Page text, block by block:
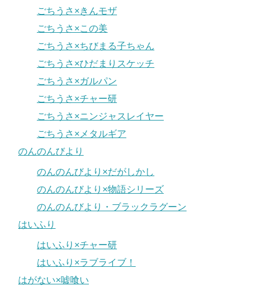
ごちうさ×きんモザ
ごちうさ×この美
ごちうさ×ちびまる子ちゃん
ごちうさ×ひだまりスケッチ
ごちうさ×ガルパン
ごちうさ×チャー研
ごちうさ×ニンジャスレイヤー
ごちうさ×メタルギア
のんのんびより
のんのんびより×だがしかし
のんのんびより×物語シリーズ
のんのんびより・ブラックラグーン
はいふり
はいふり×チャー研
はいふり×ラブライブ！
はがない×嘘喰い